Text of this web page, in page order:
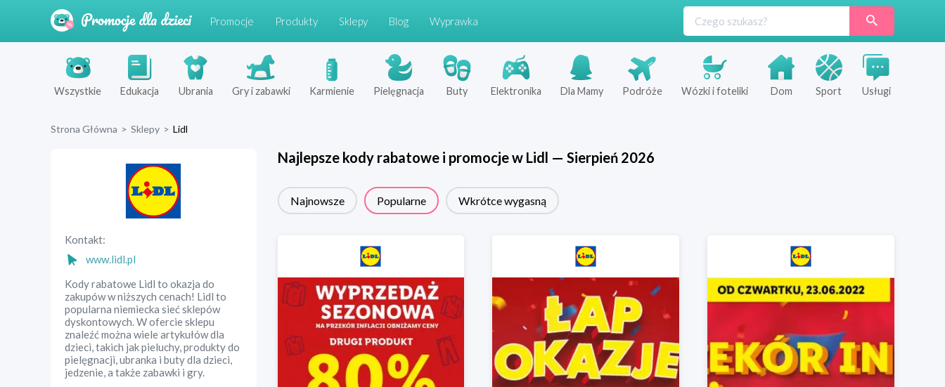
Promocje Produkty Sklepy Blog Wyprawka
Wszystkie Edukacja Ubrania Gry i zabawki Karmienie Pielęgnacja Buty Elektronika Dla Mamy Podróże Wózki i foteliki Dom Sport Usługi
Strona Główna > Sklepy > Lidl
Kontakt:
www.lidl.pl
Kody rabatowe Lidl to okazja do
zakupów w niższych cenach! Lidl to
popularna niemiecka sieć sklepów
dyskontowych. W ofercie sklepu
znaleźć można wiele artykułów dla
dzieci, takich jak pieluchy, produkty do
pielęgnacji, ubranka i buty dla dzieci,
jedzenie, a także zabawki i gry.
Najlepsze kody rabatowe i promocje w Lidl — Sierpień 2026
Najnowsze Popularne Wkrótce wygasną